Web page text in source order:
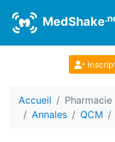
MedShake
Accueil Pharmacie
Annales
QCM